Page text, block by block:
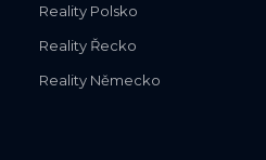
Reality Polsko
Reality Řecko
Reality Německo